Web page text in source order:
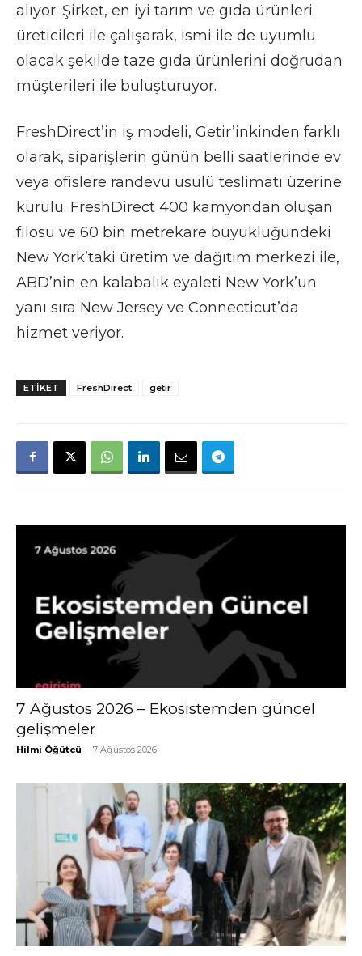
alıyor. Şirket, en iyi tarım ve gıda ürünleri
üreticileri ile çalışarak, ismi ile de uyumlu
olacak şekilde taze gıda ürünlerini doğrudan
müşterileri ile buluşturuyor.
FreshDirect’in iş modeli, Getir’inkinden farklı
olarak, siparişlerin günün belli saatlerinde ev
veya ofislere randevu usulü teslimatı üzerine
kurulu. FreshDirect 400 kamyondan oluşan
filosu ve 60 bin metrekare büyüklüğündeki
New York’taki üretim ve dağıtım merkezi ile,
ABD’nin en kalabalık eyaleti New York’un
yanı sıra New Jersey ve Connecticut’da
hizmet veriyor.
ETIKET FreshDirect getir
7 Ağustos 2026 – Ekosistemden güncel
gelişmeler
Hilmi Öğütcü - 7 Ağustos 2026